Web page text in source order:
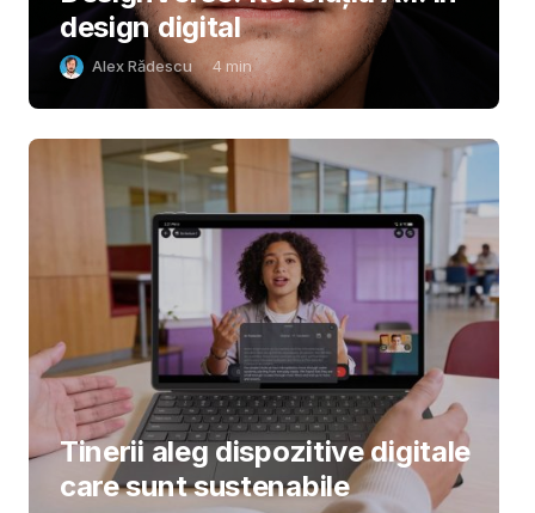
design digital
Alex Rădescu 4 min
Tinerii aleg dispozitive digitale
care sunt sustenabile